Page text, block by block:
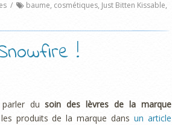
/ baume, cosmétiques, Just Bitten Kissable,
!
parler dusoin des lèvres de la marque
les produits de la marque dansun article